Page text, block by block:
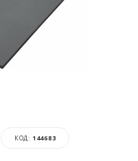
КОД: 144683